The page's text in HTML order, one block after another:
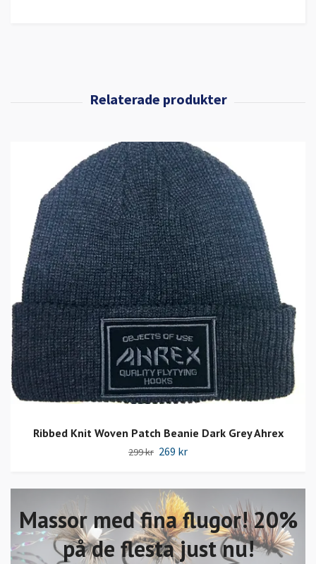
Massor med fina flugor! 20%
på de flesta just nu!
Ribbed Knit Woven Patch Beanie Dark Grey Ahrex
299 kr 269 kr